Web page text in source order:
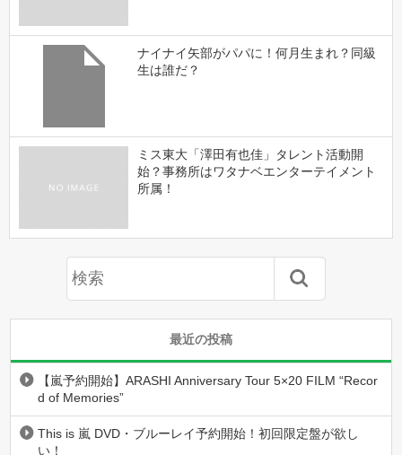
ナイナイ矢部がパパに！何月生まれ？同級
生は誰だ？
ミス東大「澤田有也佳」タレント活動開
始？事務所はワタナベエンターテイメント
所属！
最近の投稿
【嵐予約開始】ARASHI Anniversary Tour 5×20 FILM “Recor
d of Memories”
This is 嵐 DVD・ブルーレイ予約開始！初回限定盤が欲し
い！